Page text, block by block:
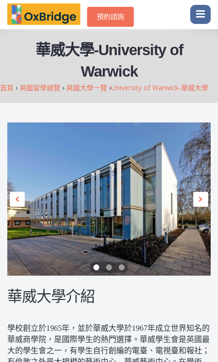
預約諮詢
華威大學-University of
Warwick
首頁 › 英國留學總覽 › 英國大學一覽 ›University of Warwick-華威大學
華威大學介紹
學校創立於1965年，並於華威大學於1967年成立世界知名的
華威商學院，是國際學生的熱門選擇。華威學生會是英國最
大的學生會之一，有學生自行創編的電臺、電視臺和報社；